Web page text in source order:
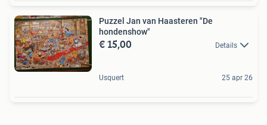
Puzzel Jan van Haasteren "De
hondenshow"
€ 15,00 Details
Usquert 25 apr 26